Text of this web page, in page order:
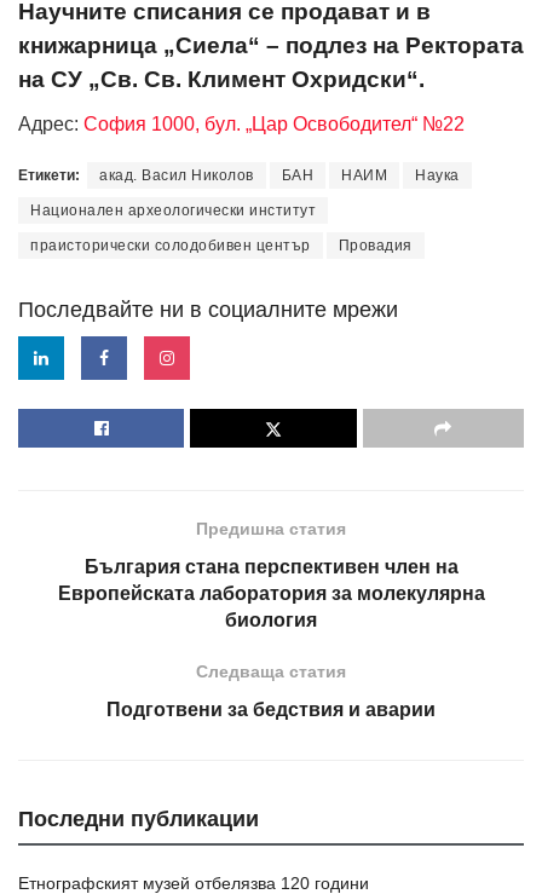
Научните списания се продават и в
книжарница „Сиела“ – подлез на Ректората
на СУ „Св. Св. Климент Охридски“.
Адрес: София 1000, бул. „Цар Освободител“ №22
Етикети: акад. Васил Николов БАН НАИМ Наука
Национален археологически институт
праисторически солодобивен център Провадия
Последвайте ни в социалните мрежи
Предишна статия
България стана перспективен член на
Европейската лаборатория за молекулярна
биология
Следваща статия
Подготвени за бедствия и аварии
Последни публикации
Етнографският музей отбелязва 120 години